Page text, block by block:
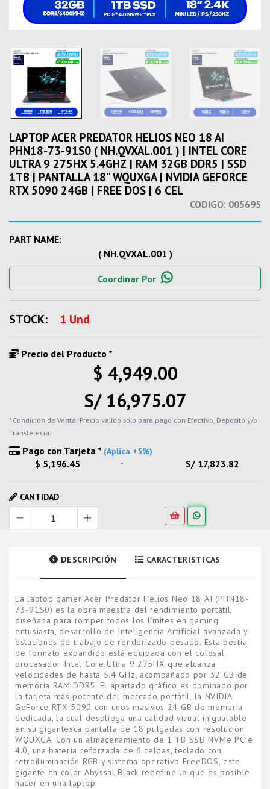
LAPTOP ACER PREDATOR HELIOS NEO 18 AI
PHN18-73-91S0 ( NH.QVXAL.001 ) | INTEL CORE
ULTRA 9 275HX 5.4GHZ | RAM 32GB DDR5 | SSD
1TB | PANTALLA 18" WQUXGA | NVIDIA GEFORCE
RTX 5090 24GB | FREE DOS | 6 CEL
CODIGO: 005695
PART NAME:
( NH.QVXAL.001 )
Coordinar Por
STOCK: 1 Und
Precio del Producto *
$ 4,949.00
S/ 16,975.07
* Condicion de Venta: Precio valido solo para pago con Efectivo, Deposito y/o
Transferecia.
Pago con Tarjeta * (Aplica +5%)
$ 5,196.45 - S/ 17,823.82
CANTIDAD
DESCRIPCIÓN CARACTERISTICAS
La laptop gamer Acer Predator Helios Neo 18 AI (PHN18-
73-91S0) es la obra maestra del rendimiento portátil,
diseñada para romper todos los límites en gaming
entusiasta, desarrollo de Inteligencia Artificial avanzada y
estaciones de trabajo de renderizado pesado. Esta bestia
de formato expandido está equipada con el colosal
procesador Intel Core Ultra 9 275HX que alcanza
velocidades de hasta 5.4 GHz, acompañado por 32 GB de
memoria RAM DDR5. El apartado gráfico es dominado por
la tarjeta más potente del mercado portátil, la NVIDIA
GeForce RTX 5090 con unos masivos 24 GB de memoria
dedicada, la cual despliega una calidad visual inigualable
en su gigantesca pantalla de 18 pulgadas con resolución
WQUXGA. Con un almacenamiento de 1 TB SSD NVMe PCIe
4.0, una batería reforzada de 6 celdas, teclado con
retroiluminación RGB y sistema operativo FreeDOS, este
gigante en color Abyssal Black redefine lo que es posible
hacer en una laptop.